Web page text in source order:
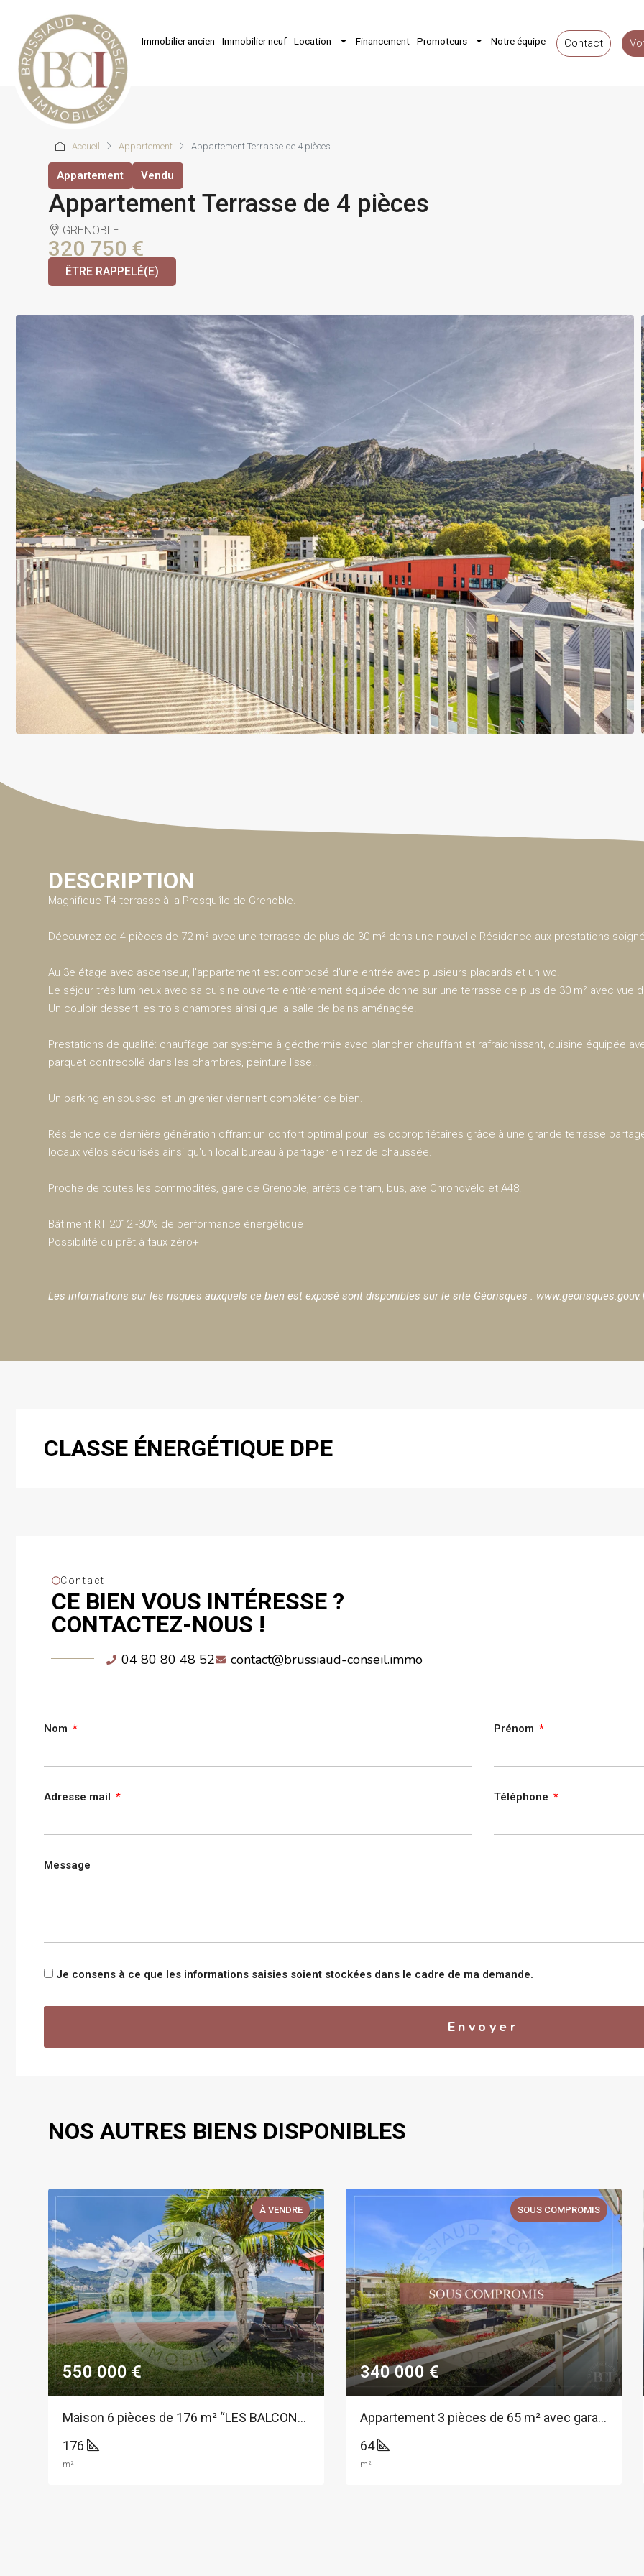
Immobilier ancien Immobilier neuf Location Financement Promoteurs Notre équipe Contact
Accueil Appartement Appartement Terrasse de 4 pièces
Appartement Vendu
Appartement Terrasse de 4 pièces
GRENOBLE
320 750 €
ÊTRE RAPPELÉ(E)
DESCRIPTION
Magnifique T4 terrasse à la Presqu'île de Grenoble.
Découvrez ce 4 pièces de 72 m² avec une terrasse de plus de 30 m² dans une nouvelle Résidence aux prestations
Au 3e étage avec ascenseur, l'appartement est composé d'une entrée avec plusieurs placards et un wc.
Le séjour très lumineux avec sa cuisine ouverte entièrement équipée donne sur une terrasse de plus de 30 m² avec vue
Un couloir dessert les trois chambres ainsi que la salle de bains aménagée.
Prestations de qualité: chauffage par système à géothermie avec plancher chauffant et rafraichissant, cuisine équipée
parquet contrecollé dans les chambres, peinture lisse..
Un parking en sous-sol et un grenier viennent compléter ce bien.
Résidence de dernière génération offrant un confort optimal pour les copropriétaires grâce à une grande terrasse
locaux vélos sécurisés ainsi qu'un local bureau à partager en rez de chaussée.
Proche de toutes les commodités, gare de Grenoble, arrêts de tram, bus, axe Chronovélo et A48.
Bâtiment RT 2012 -30% de performance énergétique
Possibilité du prêt à taux zéro+
Les informations sur les risques auxquels ce bien est exposé sont disponibles sur le site Géorisques :
CLASSE ÉNERGÉTIQUE DPE
Contact
CE BIEN VOUS INTÉRESSE ?
CONTACTEZ-NOUS !
04 80 80 48 52 contact@brussiaud-conseil.immo
Nom Prénom
Adresse mail Téléphone
Message
Je consens à ce que les informations saisies soient stockées dans le cadre de ma demande.
Envoyer
NOS AUTRES BIENS DISPONIBLES
À VENDRE
550 000 €
Maison 6 pièces de 176 m² “LES BALCONS DE BELLEDONNE”
176
m²
SOUS COMPROMIS
340 000 €
Appartement 3 pièces de 65 m² avec garage au centre de Montbonnot
64
m²